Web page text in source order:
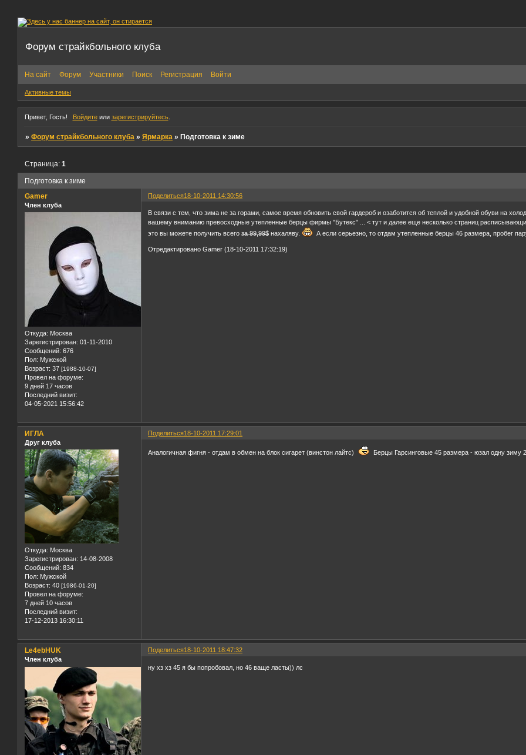
Форум страйкбольного клуба
На сайт Форум Участники Поиск Регистрация Войти
Активные темы
Привет, Гость! Войдитеили зарегистрируйтесь.
»Форум страйкбольного клуба »Ярмарка »Подготовка к зиме
Подготовка к зиме
Страница:1
Поделиться18-10-2011 14:30:56
Gamer
Член клуба
Откуда: Москва
Зарегистрирован: 01-11-2010
Сообщений: 676
Пол: Мужской
Возраст: 37 [1988-10-07]
Провел на форуме:
9 дней 17 часов
Последний визит:
04-05-2021 15:56:42
В связи с тем, что зима не за горами, самое время обновить свой гардероб и озаботится об теплой и удобной обуви на
вашему вниманию превосходные утепленные берцы фирмы "Бутекс" ... < тут и далее еще несколько страниц
это вы можете получить всегоза 99,99$ нахаляву. А если серьезно, то отдам утепленные берцы 46 размера, пробег
Отредактировано Gamer (18-10-2011 17:32:19)
Поделиться18-10-2011 17:29:01
ИГЛА
Друг клуба
Откуда: Москва
Зарегистрирован: 14-08-2008
Сообщений: 834
Пол: Мужской
Возраст: 40 [1986-01-20]
Провел на форуме:
7 дней 10 часов
Последний визит:
17-12-2013 16:30:11
Аналогичная фигня - отдам в обмен на блок сигарет (винстон лайтс) Берцы Гарсинговые 45 размера - юзал одну зиму
Поделиться18-10-2011 18:47:32
Le4ebHUK
Член клуба
ну хз хз 45 я бы попробовал, но 46 ваще ласты)) лс